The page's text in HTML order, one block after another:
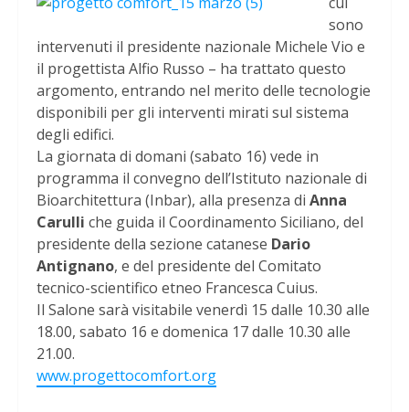
sono
intervenuti il presidente nazionale Michele Vio e
il progettista Alfio Russo – ha trattato questo
argomento, entrando nel merito delle tecnologie
disponibili per gli interventi mirati sul sistema
degli edifici.
La giornata di domani (sabato 16) vede in
programma il convegno dell’Istituto nazionale di
Bioarchitettura (Inbar), alla presenza di Anna
Carulli che guida il Coordinamento Siciliano, del
presidente della sezione catanese Dario
Antignano, e del presidente del Comitato
tecnico-scientifico etneo Francesca Cuius.
Il Salone sarà visitabile venerdì 15 dalle 10.30 alle
18.00, sabato 16 e domenica 17 dalle 10.30 alle
21.00.
www.progettocomfort.org